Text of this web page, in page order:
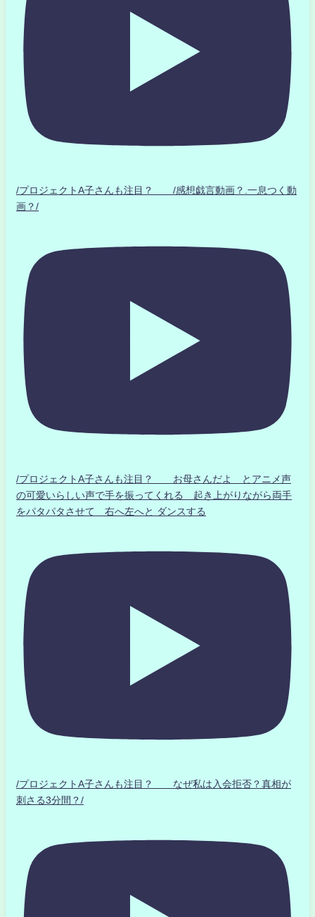
/プロジェクトA子さんも注目？ /感想戯言動画？.一息つく動
画？/
/プロジェクトA子さんも注目？ お母さんだよ とアニメ声
の可愛いらしい声で手を振ってくれる 起き上がりながら両手
をパタパタさせて 右へ左へと ダンスする
/プロジェクトA子さんも注目？ なぜ私は入会拒否？真相が
刺さる3分間？/